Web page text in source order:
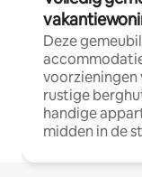
Deze
voorzieningen
rustige
handige
midden in de